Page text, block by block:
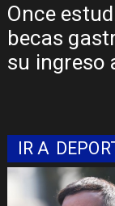
Álvarez-
regional
IR A